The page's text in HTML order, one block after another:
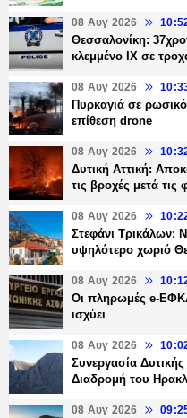
08 Αυγ 2026
Θεσσαλονίκη:
κλεμμένο ΙΧ σε
08 Αυγ 2026
Πυρκαγιά σε
επίθεση drone
08 Αυγ 2026
Δυτική Αττική:
τις βροχές μετά τις
08 Αυγ 2026
Στεφάνι Τρικάλων:
υψηλότερο χωριό
08 Αυγ 2026
Οι πληρωμές e-
ισχύει
08 Αυγ 2026
Συνεργασία
Διαδρομή του
08 Αυγ 2026